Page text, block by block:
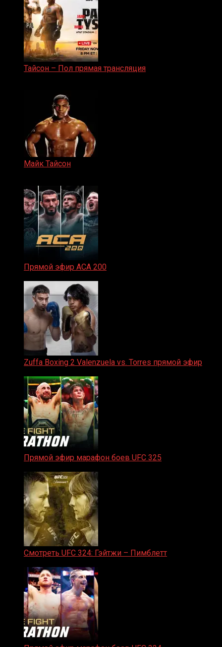
Тайсон – Пол прямая трансляция
Майк Тайсон
Прямой эфир ACA 200
Zuffa Boxing 2 Valenzuela vs. Torres прямой эфир
Прямой эфир марафон боев UFC 325
Смотреть UFC 324: Гэйтжи – Пимблетт